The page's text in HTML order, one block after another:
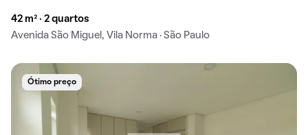
42 m² · 2 quartos
Avenida São Miguel, Vila Norma · São Paulo
Ótimo preço